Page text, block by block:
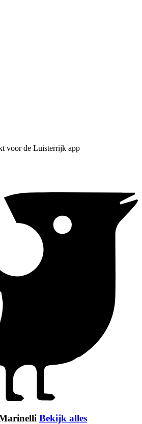
voor de Luisterrijk app
Bekijk alles